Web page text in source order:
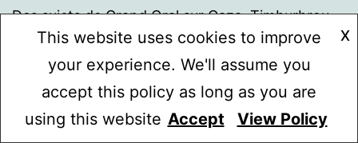
Des sujets de Grand Oral sur Gaza. Timburbrou
27 février 2026
L’association GO renouvelle le Grand Oral.
Timburbrou, le 27 mars 2030 27 février 2026
L’avis favorable de la CADA à ma demande
This website uses cookies to improve
your experience. We'll assume you
accept this policy as long as you are
using this website
X
Accept View Policy
Mode sombre :